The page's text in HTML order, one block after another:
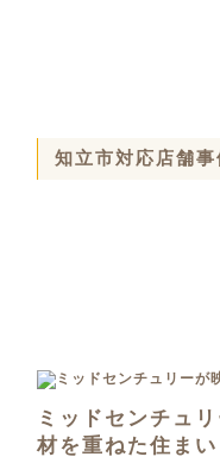
知立市対応店舗事
ミッドセンチュ
材を重ねた住まい